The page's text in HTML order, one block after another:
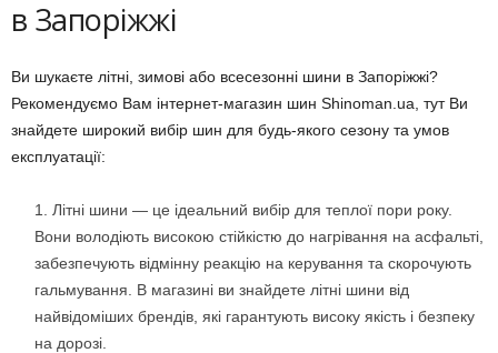
в Запоріжжі
Ви шукаєте літні, зимові або всесезонні шини в Запоріжжі?
Рекомендуємо Вам інтернет-магазин шин Shinoman.ua, тут Ви
знайдете широкий вибір шин для будь-якого сезону та умов
експлуатації:
Літні шини — це ідеальний вибір для теплої пори року.
Вони володіють високою стійкістю до нагрівання на асфальті,
забезпечують відмінну реакцію на керування та скорочують
гальмування. В магазині ви знайдете літні шини від
найвідоміших брендів, які гарантують високу якість і безпеку
на дорозі.